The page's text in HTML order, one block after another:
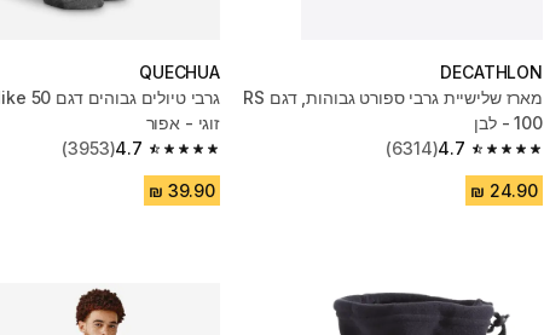
DECATHLON
מארז שלישיית גרבי ספורט גבוהות, דגם RS
100 - לבן
4.7
4.7 out of 5 stars from 6314 reviews
(6314)
QUECHUA
זוגי - אפור
4.7
4.7 out of 5 stars from 3953 reviews
(3953)